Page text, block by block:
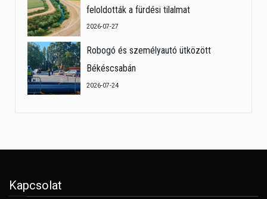
feloldották a fürdési tilalmat
2026-07-27
Robogó és személyautó ütközött
Békéscsabán
2026-07-24
Kapcsolat